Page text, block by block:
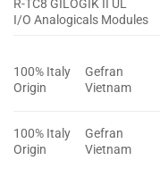
R-TC8 GILOGIK II UL
I/O Analogicals Modules
100% Italy
Origin
Gefran
Vietnam
100% Italy
Origin
Gefran
Vietnam